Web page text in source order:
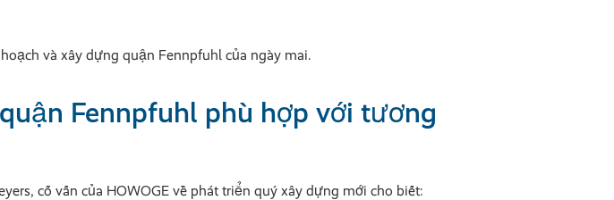
và xây dựng quận Fennpfuhl của ngày mai.
Fennpfuhl phù hợp với tương
cố vấn của HOWOGE về phát triển quý xây dựng mới cho biết: